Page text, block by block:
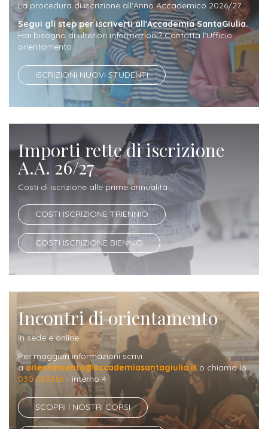
Iscrizione
a
corsi
singoli
Costi
triennio
Costi
iscrizione
biennio
Come
Iscriversi
Gli
step
per
diventare
un
nostro
studente
Opportunità
lavoro
La procedura di iscrizione all'Anno Accademico 2026/27
Segui gli step per iscriverti all'Accademia SantaGiulia.
Hai bisogno di ulteriori informazioni? Contatta l'Ufficio
orientamento.
ISCRIZIONI NUOVI STUDENTI
Importi rette di iscrizione
A.A. 26/27
Costi di iscrizione alle prime annualità
COSTI ISCRIZIONE TRIENNIO
COSTI ISCRIZIONE BIENNIO
Incontri di orientamento
In sede e online
Per maggiori informazioni scrivi
aorientamento@accademiasantagiulia.it o chiama lo
030 383368 - interno 4
SCOPRI I NOSTRI CORSI